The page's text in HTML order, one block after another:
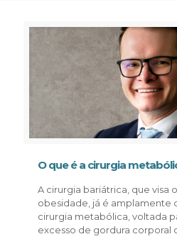
O que é a cirurgia
A cirurgia bariátrica, que visa
obesidade, já é amplamente
cirurgia metabólica, voltada
excesso de gordura corporal